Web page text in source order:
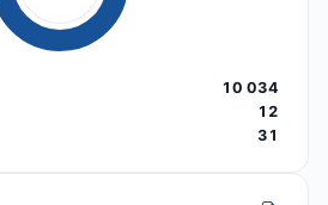
10 034
12
31